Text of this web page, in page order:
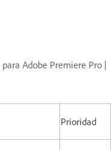
Adobe Premiere Pro |
Prioridad